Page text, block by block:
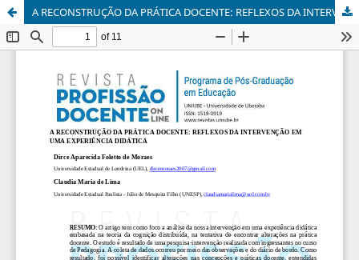
A RECONSTRUÇÃO DA PRÁTICA DOCENTE: REFLEXOS DA INTERVENCAO EM UMA EXPERIÊNCIA DIDÁTICA